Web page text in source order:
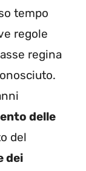
tempo
regole
regina
delle
del
dei